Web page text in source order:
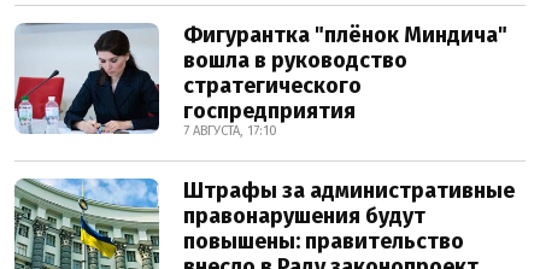
Фигурантка "плёнок Миндича"
вошла в руководство
стратегического
госпредприятия
7 АВГУСТА, 17:10
Штрафы за административные
правонарушения будут
повышены: правительство